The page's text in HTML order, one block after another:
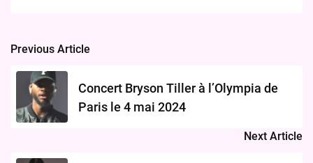
Post
navigation
Previous Article
Concert Bryson Tiller à l’Olympia de
Paris le 4 mai 2024
Next Article